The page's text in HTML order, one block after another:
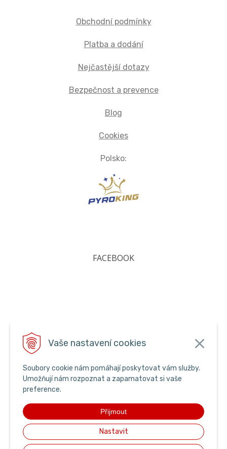
Vaše nastavení cookies
Soubory cookie nám pomáhají poskytovat vám služby.
Umožňují nám rozpoznat a zapamatovat si vaše
preference.
Přijmout
Nastavit
Obchodní podmínky
Platba a dodání
Nejčastější dotazy
Bezpečnost a prevence
Blog
Cookies
Polsko:
FACEBOOK